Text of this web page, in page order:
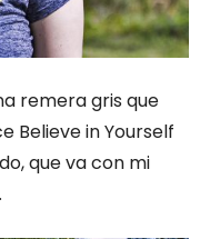
remera gris que
Believe in Yourself
que va con mi